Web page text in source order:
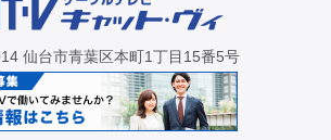
仙台市青葉区本町1丁目15番5号